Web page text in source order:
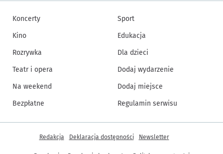
Koncerty
Kino
Rozrywka
Teatr i opera
Na weekend
Bezpłatne
Sport
Edukacja
Dla dzieci
Dodaj wydarzenie
Dodaj miejsce
Regulamin serwisu
Inne informacje
Redakcja Deklaracja dostępności Newsletter